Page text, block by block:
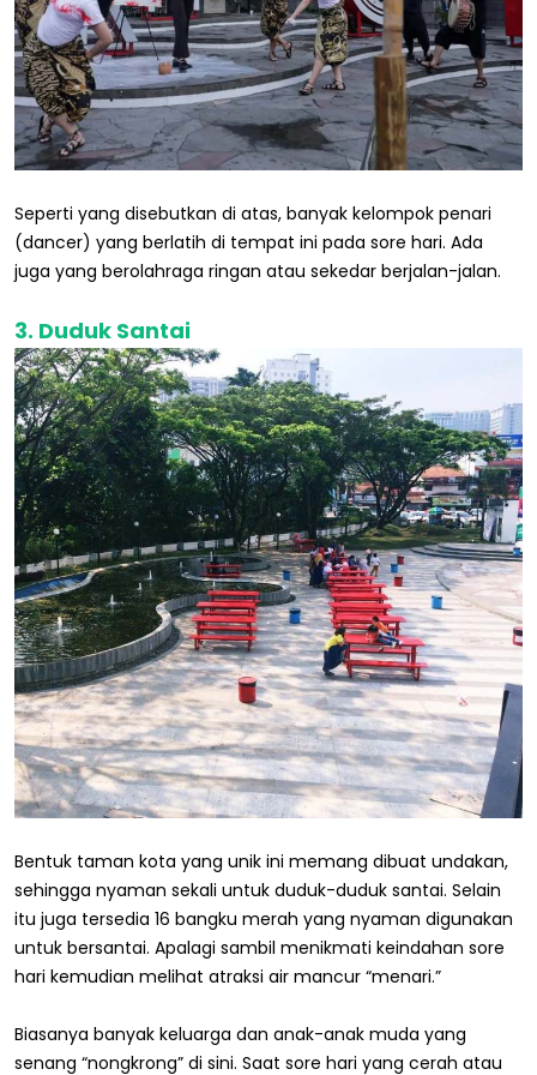
Seperti yang disebutkan di atas, banyak kelompok penari
(dancer) yang berlatih di tempat ini pada sore hari. Ada
juga yang berolahraga ringan atau sekedar berjalan-jalan.
3. Duduk Santai
Bentuk taman kota yang unik ini memang dibuat undakan,
sehingga nyaman sekali untuk duduk-duduk santai. Selain
itu juga tersedia 16 bangku merah yang nyaman digunakan
untuk bersantai. Apalagi sambil menikmati keindahan sore
hari kemudian melihat atraksi air mancur “menari.”
Biasanya banyak keluarga dan anak-anak muda yang
senang “nongkrong” di sini. Saat sore hari yang cerah atau